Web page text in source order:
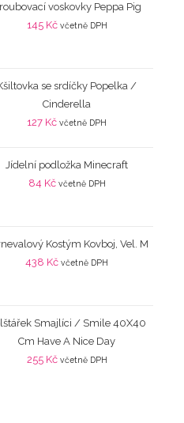
voskovky Peppa Pig
145 Kč včetně DPH
se srdíčky Popelka /
Cinderella
127 Kč včetně DPH
Jídelní podložka Minecraft
84 Kč včetně DPH
Kostým Kovboj, Vel. M
438 Kč včetně DPH
Smajlíci / Smile 40X40
Cm Have A Nice Day
255 Kč včetně DPH